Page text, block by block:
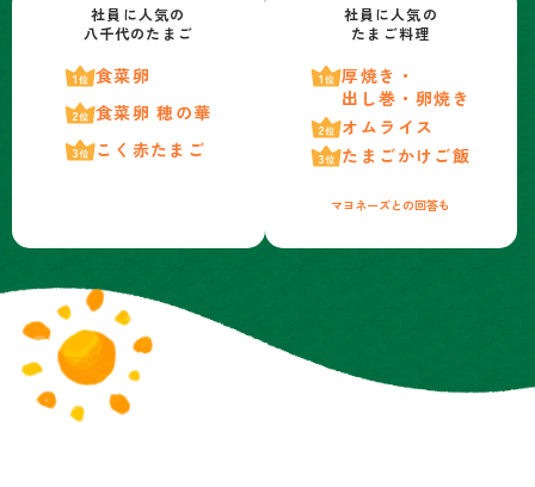
社員に人気の
八千代のたまご
食菜卵
食菜卵 穂の華
こく赤たまご
社員に人気の
たまご料理
厚焼き・
出し巻・卵焼き
オムライス
たまごかけご飯
マヨネーズとの回答も